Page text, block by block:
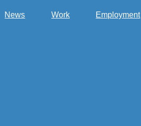
News Work Employment